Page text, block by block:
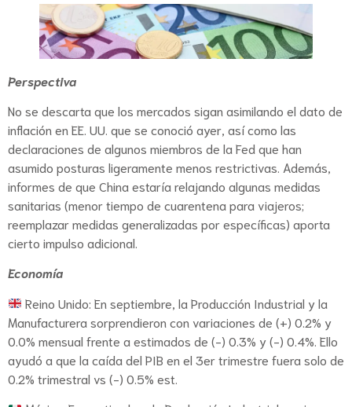
Perspectiva
No se descarta que los mercados sigan asimilando el dato de
inflación en EE. UU. que se conoció ayer, así como las
declaraciones de algunos miembros de la Fed que han
asumido posturas ligeramente menos restrictivas. Además,
informes de que China estaría relajando algunas medidas
sanitarias (menor tiempo de cuarentena para viajeros;
reemplazar medidas generalizadas por específicas) aporta
cierto impulso adicional.
Economía
Reino Unido: En septiembre, la Producción Industrial y la
Manufacturera sorprendieron con variaciones de (+) 0.2% y
0.0% mensual frente a estimados de (-) 0.3% y (-) 0.4%. Ello
ayudó a que la caída del PIB en el 3er trimestre fuera solo de
0.2% trimestral vs (-) 0.5% est.